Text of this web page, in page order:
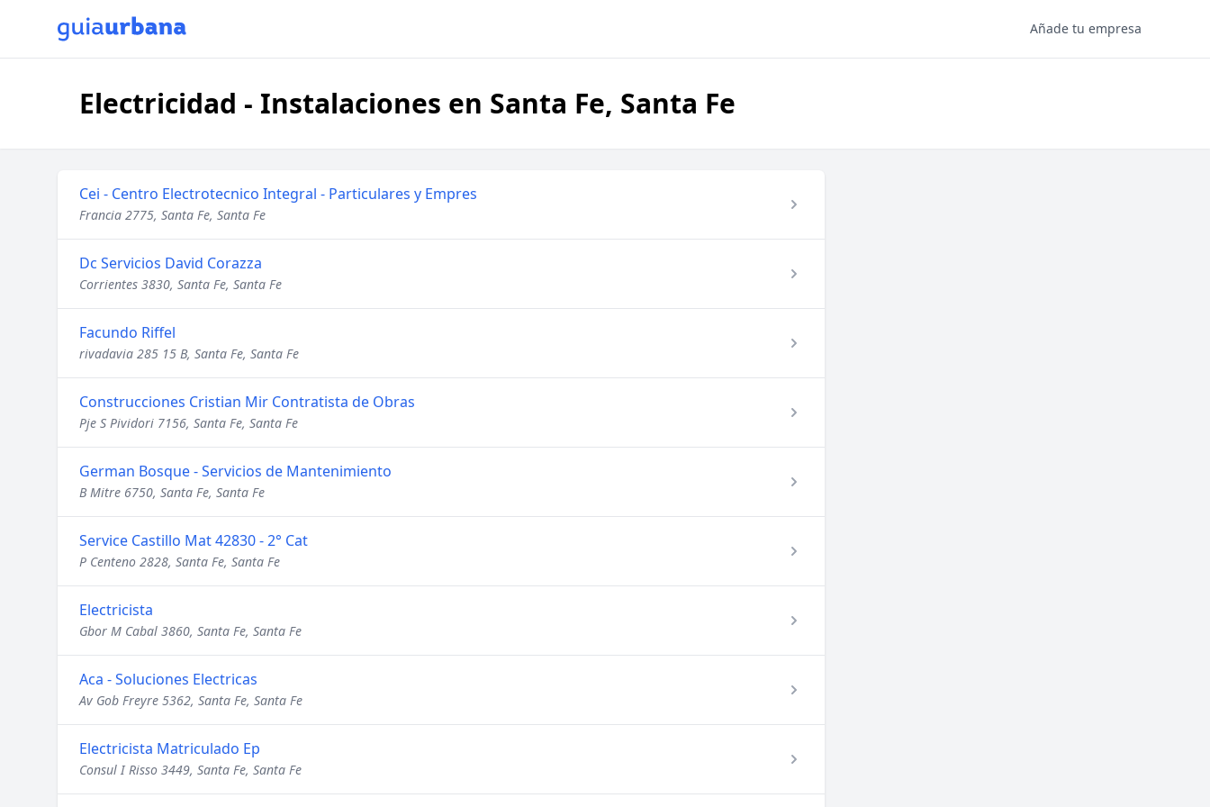
Añade tu empresa
Electricidad - Instalaciones en Santa Fe, Santa Fe
Cei - Centro Electrotecnico Integral - Particulares y Empres
Francia 2775, Santa Fe, Santa Fe
Dc Servicios David Corazza
Corrientes 3830, Santa Fe, Santa Fe
Facundo Riffel
rivadavia 285 15 B, Santa Fe, Santa Fe
Construcciones Cristian Mir Contratista de Obras
Pje S Pividori 7156, Santa Fe, Santa Fe
German Bosque - Servicios de Mantenimiento
B Mitre 6750, Santa Fe, Santa Fe
Service Castillo Mat 42830 - 2° Cat
P Centeno 2828, Santa Fe, Santa Fe
Electricista
Gbor M Cabal 3860, Santa Fe, Santa Fe
Aca - Soluciones Electricas
Av Gob Freyre 5362, Santa Fe, Santa Fe
Electricista Matriculado Ep
Consul I Risso 3449, Santa Fe, Santa Fe